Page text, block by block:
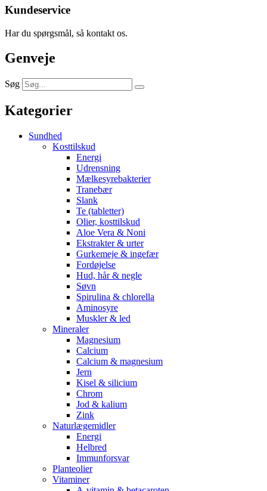
Kundeservice
Har du spørgsmål, så kontakt os.
Genveje
Søg
Kategorier
Sundhed
Kosttilskud
Energi
Udrensning
Mælkesyrebakterier
Tranebær
Slank
Te (tabletter)
Olier, kosttilskud
Aloe Vera & Noni
Ekstrakter & urter
Gurkemeje & ingefær
Fordøjelse
Hud, hår & negle
Søvn
Spirulina & chlorella
Aminosyre
Muskler & led
Mineraler
Magnesium
Calcium
Calcium & magnesium
Jern
Kisel & silicium
Chrom
Jod & kalium
Zink
Naturlægemidler
Energi
Helbred
Immunforsvar
Planteolier
Vitaminer